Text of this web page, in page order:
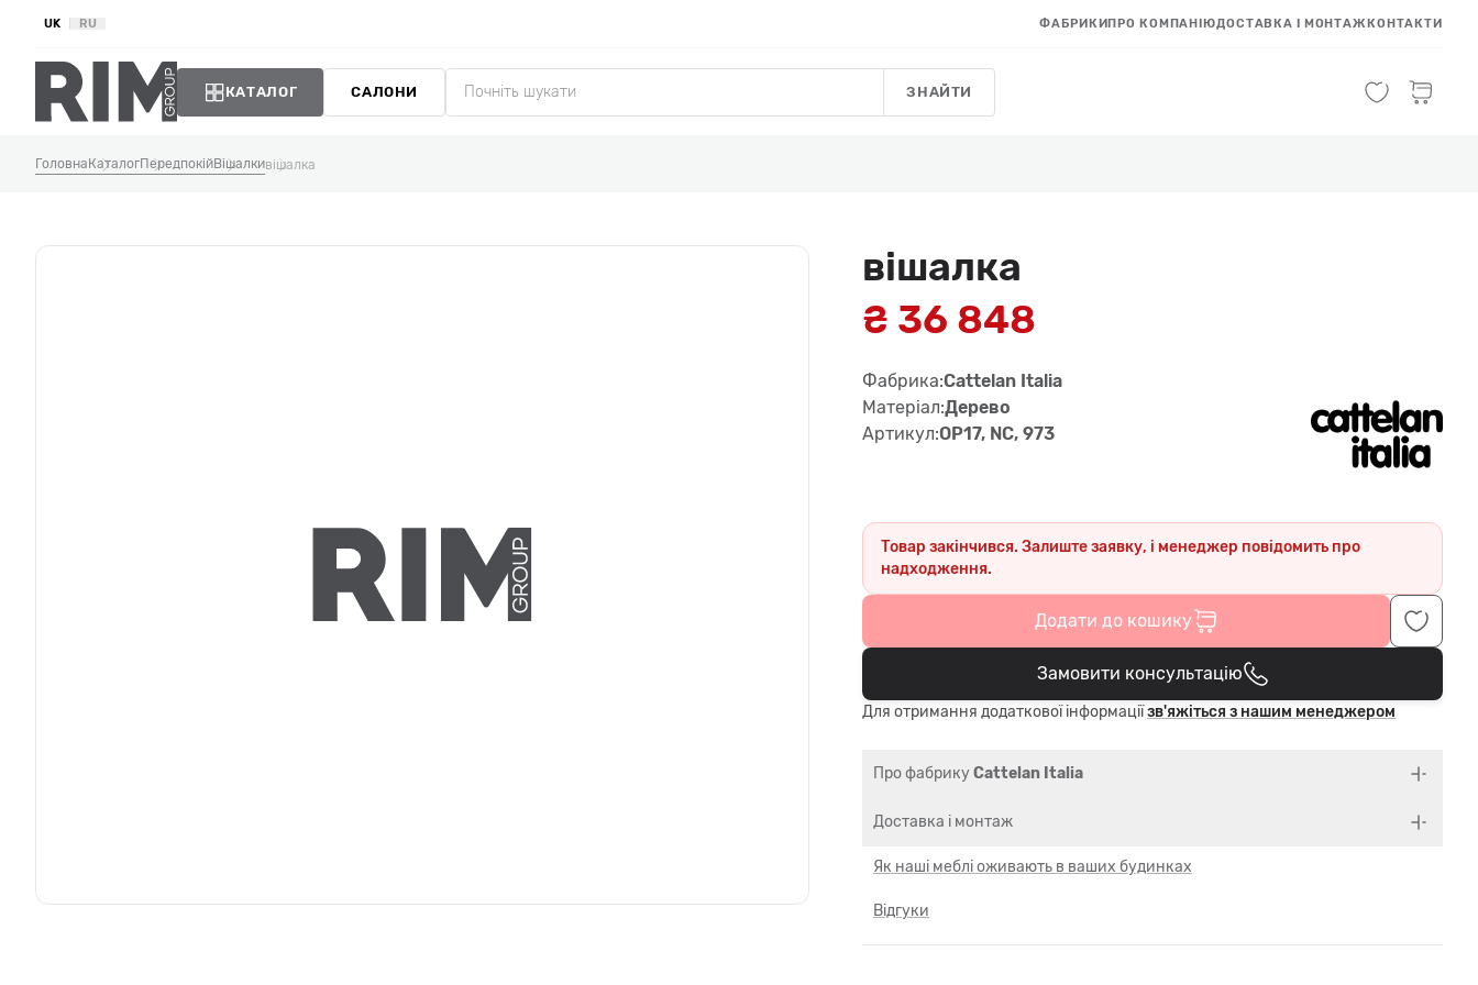
UK RU ФАБРИКИПРО КОМПАНІЮДОСТАВКА І МОНТАЖКОНТАКТИ
КАТАЛОГ САЛОНИ ЗНАЙТИ
Головна КаталогПередпокійВішалкивішалка
вішалка
₴ 36 848
Фабрика:Cattelan Italia
Матеріал:Дерево
Артикул:OP17, NC, 973
Товар закінчився. Залиште заявку, і менеджер повідомить про
надходження.
Додати до кошику
В кошику
Замовити консультацію
Для отримання додаткової інформаціїзв'яжіться з нашим менеджером
Про фабрикуCattelan Italia
Доставка і монтаж
Як наші меблі оживають в ваших будинках
Відгуки